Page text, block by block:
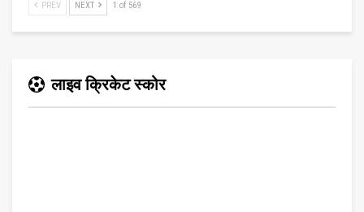
PREV NEXT 1 of 569
लाइव क्रिकेट स्कोर